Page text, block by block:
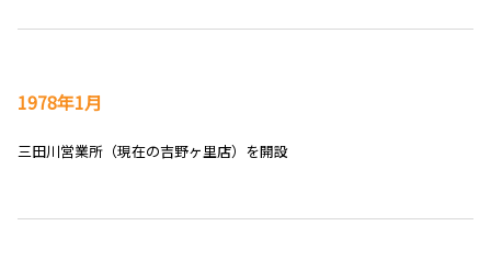
1978年1月
三田川営業所（現在の吉野ヶ里店）を開設